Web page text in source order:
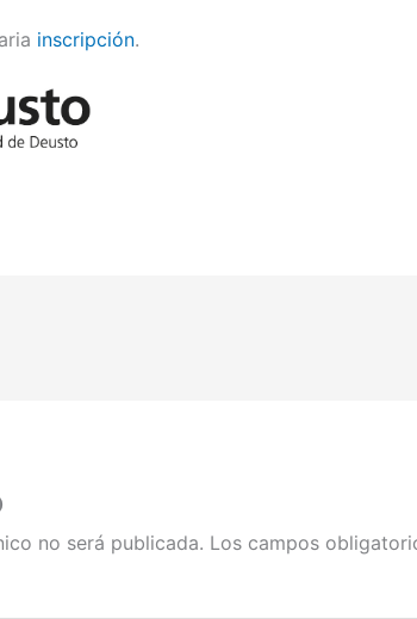
inscripción.
no será publicada. Los campos